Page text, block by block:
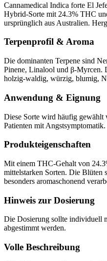
Cannamedical Indica forte El
Hybrid-Sorte mit 24.3% THC
ursprünglich aus Australien.
Terpenprofil & Aroma
Die dominanten Terpene sind
Pinene, Linalool und β-Myrcen.
holzig-waldig, würzig, blumig,
Anwendung & Eignung
Diese Sorte wird häufig gewählt
Patienten mit Angstsymptomatik.
Produkteigenschaften
Mit einem THC-Gehalt von
mittelstarken Sorten. Die Blüten
besonders aromaschonend
Hinweis zur Dosierung
Die Dosierung sollte individuell
abgestimmt werden.
Volle Beschreibung